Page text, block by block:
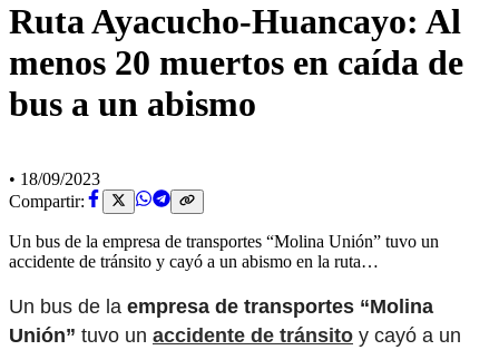
Ruta Ayacucho-Huancayo: Al
menos 20 muertos en caída de
bus a un abismo
• 18/09/2023
Compartir:
Un bus de la empresa de transportes “Molina Unión” tuvo un
accidente de tránsito y cayó a un abismo en la ruta…
Un bus de la empresa de transportes “Molina
Unión” tuvo un accidente de tránsito y cayó a un